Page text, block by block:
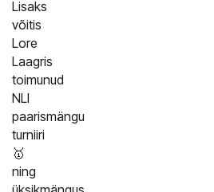
Lisaks
võitis
Lore
Laagris
toimunud
NLI
paarismängu
turniiri
🥇
ning